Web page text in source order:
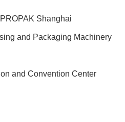
Shanghai
and Packaging Machinery
and Convention Center